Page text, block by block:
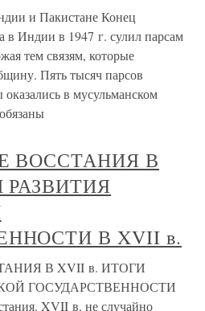
и Пакистане Конец
в Индии в 1947 г. сулил парсам
тем связям, которые
Пять тысяч парсов
в мусульманском
ВОССТАНИЯ В
РАЗВИТИЯ
В XVII в.
В XVII в. ИТОГИ
ГОСУДАРСТВЕННОСТИ
XVII в. не случайно